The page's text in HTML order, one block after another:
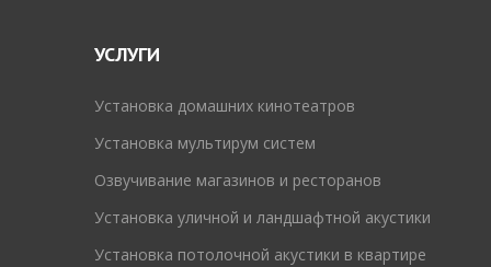
УСЛУГИ
Установка домашних кинотеатров
Установка мультирум систем
Озвучивание магазинов и ресторанов
Установка уличной и ландшафтной акустики
Установка потолочной акустики в квартире